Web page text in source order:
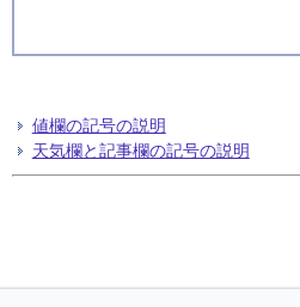
値欄の記号の説明
天気欄と記事欄の記号の説明